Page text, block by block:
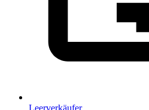
Leerverkäufer